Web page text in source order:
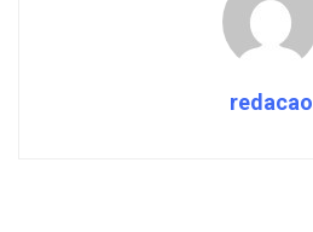
redacao